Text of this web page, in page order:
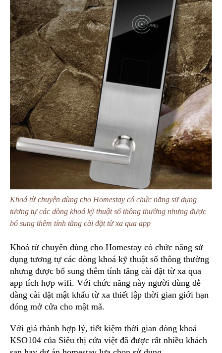
Khoá từ chuyên dùng cho Homestay có chức năng sử dụng
tương tự các dòng khoá kỹ thuật số thông thường nhưng được
bổ sung thêm tính tăng cài đặt từ xa qua app
Khoá từ chuyên dùng cho Homestay có chức năng sử
dụng tương tự các dòng khoá kỹ thuật số thông thường
nhưng được bổ sung thêm tính tăng cài đặt từ xa qua
app tích hợp wifi. Với chức năng này người dùng dễ
dàng cài đặt mật khẩu từ xa thiết lập thời gian giới hạn
đóng mở cửa cho mật mã.
Với giá thành hợp lý, tiết kiệm thời gian dòng khoá
KSO104 của Siêu thị cửa việt đã được rất nhiều khách